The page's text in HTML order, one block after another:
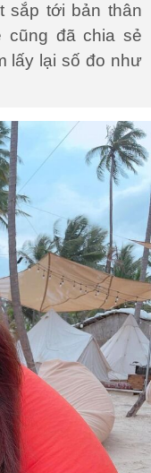
sắp tới bản thân
cũng đã chia sẻ
lấy lại số đo như